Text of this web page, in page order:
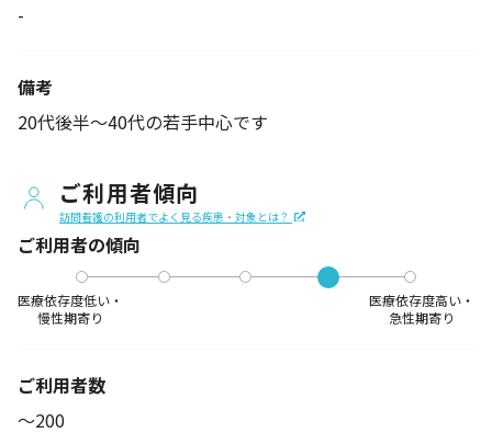
-
備考
20代後半～40代の若手中心です
ご利用者傾向
訪問看護の利用者でよく見る疾患・対象とは？
ご利用者の傾向
医療依存度低い・
慢性期寄り
医療依存度高い・
急性期寄り
ご利用者数
〜200